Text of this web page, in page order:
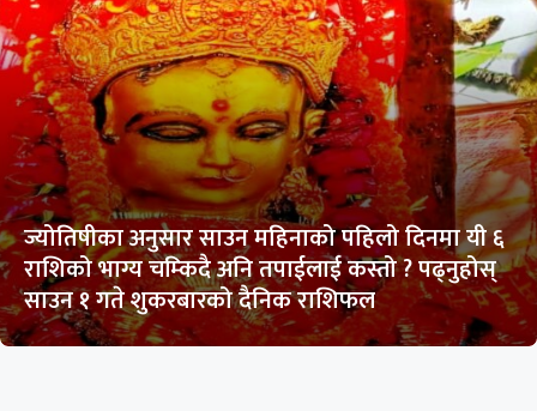
ज्योतिषीका अनुसार साउन महिनाको पहिलो दिनमा यी ६
राशिको भाग्य चम्किदै अनि तपाईलाई कस्तो ? पढ्नुहोस्
साउन १ गते शुकरबारको दैनिक राशिफल